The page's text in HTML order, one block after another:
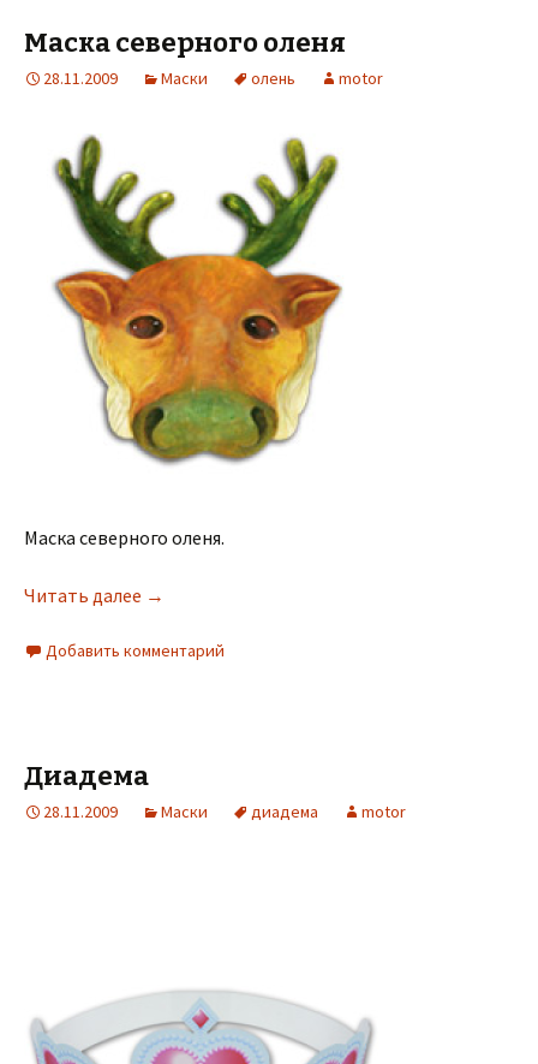
Маска северного оленя
28.11.2009 Маски олень motor
Маска северного оленя.
Читать далее →
Добавить комментарий
Диадема
28.11.2009 Маски диадема motor